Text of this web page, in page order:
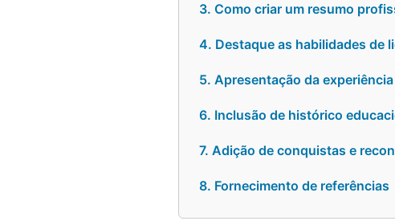
3. Como criar um resumo
4. Destaque as habilidades de
5. Apresentação da
6. Inclusão de histórico
7. Adição de conquistas e
8. Fornecimento de referências